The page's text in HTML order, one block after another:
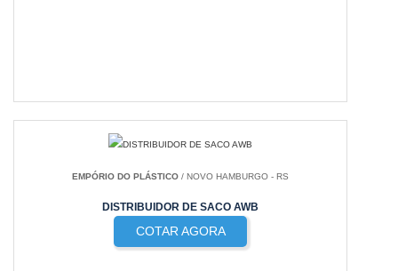
EMPÓRIO DO PLÁSTICO / NOVO HAMBURGO - RS
DISTRIBUIDOR DE SACO AWB
COTAR AGORA